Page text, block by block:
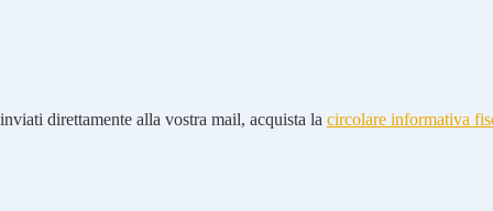
direttamente alla vostra mail, acquista la circolare informativa